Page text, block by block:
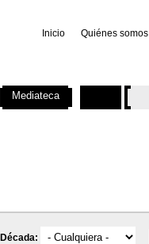
Inicio Quiénes somos
Década:
Mediateca